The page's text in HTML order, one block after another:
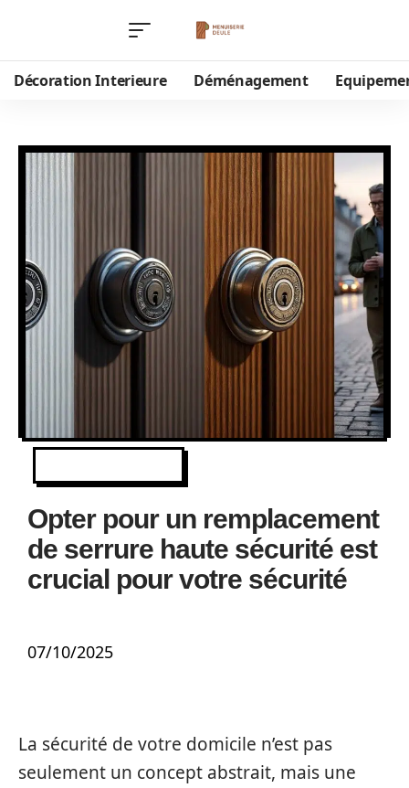
Décoration Interieure Déménagement
Opter pour un remplacement
de serrure haute sécurité est
crucial pour votre sécurité
07/10/2025
La sécurité de votre domicile n’est pas
seulement un concept abstrait, mais une